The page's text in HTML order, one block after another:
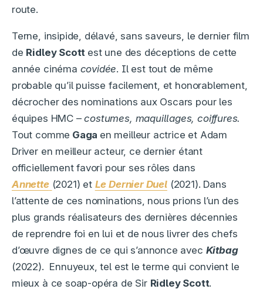
route.
Terne, insipide, délavé, sans saveurs, le dernier film
de Ridley Scott est une des déceptions de cette
année cinéma covidée. Il est tout de même
probable qu’il puisse facilement, et honorablement,
décrocher des nominations aux Oscars pour les
équipes HMC –costumes, maquillages, coiffures.
Tout comme Gaga en meilleur actrice et Adam
Driver en meilleur acteur, ce dernier étant
officiellement favori pour ses rôles dans
Annette (2021) et Le Dernier Duel(2021). Dans
l’attente de ces nominations, nous prions l’un des
plus grands réalisateurs des dernières décennies
de reprendre foi en lui et de nous livrer des chefs
d’œuvre dignes de ce qui s’annonce avec Kitbag
(2022). Ennuyeux, tel est le terme qui convient le
mieux à ce soap-opéra de Sir Ridley Scott.